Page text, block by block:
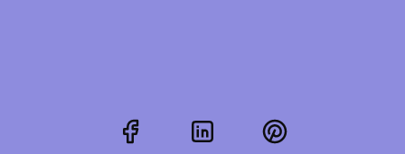
FacebookLinkedInPinterest